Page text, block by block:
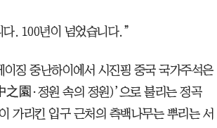
. 100년이 넘었습니다.”
징 중난하이에서 시진핑 중국 국가주석은
之園·정원 속의 정원)’으로 불리는 정곡
가리킨 입구 근처의 측백나무는 뿌리는 서